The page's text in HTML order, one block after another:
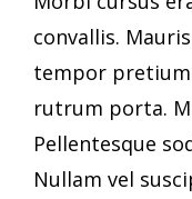
convallis.
tempor
rutrum porta.
Pellentesque
Nullam vel